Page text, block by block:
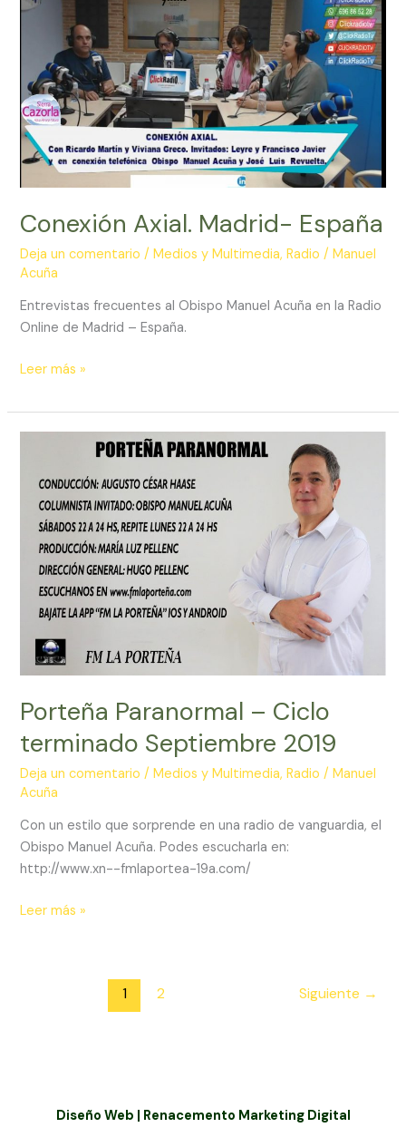
Arg-
Conexión Axial. Madrid- España
Deja un comentario /Medios y Multimedia,Radio /Manuel
Acuña
Entrevistas frecuentes al Obispo Manuel Acuña en la Radio
Online de Madrid – España.
Conexión
Madrid-
España
Leer más »
Porteña Paranormal – Ciclo
terminado Septiembre 2019
Deja un comentario /Medios y Multimedia,Radio /Manuel
Acuña
Con un estilo que sorprende en una radio de vanguardia, el
Obispo Manuel Acuña. Podes escucharla en:
http://www.xn--fmlaportea-19a.com/
Porteña
Leer más »
1 2 Siguiente →
Diseño Web | Renacemento Marketing Digital